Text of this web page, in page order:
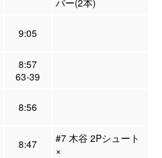
9:05
8:57
63-39
8:56
8:47
#7 木谷 2Pシュート
×